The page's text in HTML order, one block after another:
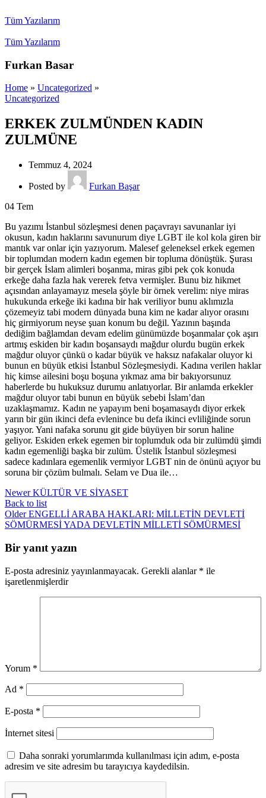
Tüm Yazılarım
Tüm Yazılarım
Furkan Basar
Home » Uncategorized »
Uncategorized
ERKEK ZULMÜNDEN KADIN
ZULMÜNE
Temmuz 4, 2024
Posted by
Furkan Başar
04 Tem
Bu yazımı İstanbul sözleşmesi denen paçavrayı savunanlar iyi
okusun, kadın haklarını savunurum diye LGBT ile kol kola giren bir
mantık var onlar için yazıyorum. Malesef geleneksel erkek egemen
bir toplumdan modern kadın egemen bir topluma dönüştük. Şurası
bir gerçek İslam alimleri boşanma, miras gibi pek çok konuda
erkeğe daha fazla hak vererek fetva vermişler. Bunu biz hikmet
açısından anlayamayız mesela şöyle bir örnek verelim: niye miras
hukukunda erkeğe iki kadına bir hak veriliyor bunu aklımızla
çözemeyiz tabi modern dünyada buna kim ne kadar alıyor orasını
hiç girmiyorum neyse şuan konum bu değil. Yazının başında
dediğim bağlamdan devam edelim günümüzde boşanmalar çok aşırı
artmış eskiden bir kadın boşansaydı mağdur olurdu bugün erkek
mağdur oluyor çünkü o kadar büyük ve haksız nafakalar oluyor ki
bunun en büyük etkisi İstanbul Sözleşmesiydi. Kadına verilen haklar
hiç kimse ailesini boşu boşuna yıkmaz ama bir bakıyorsunuz
haberlerde bu hukuksuz durumu anlatıyorlar. Bir anlamda erkekler
mağdur oluyor tabi bunun en büyük sebebi İslam’dan
uzaklaşmamız. Kadın ne yapayım beni boşamasaydı diyor erkek
yarın bir gün ikinci defa evlenince bu defa ikinci evliliğinde sorun
yaşıyor. Yani nafaka sorunu git gide büyüyen bir sorun haline
geliyor. Eskiden erkek egemen bir toplumduk oda bir zulümdü şimdi
kadın egemenliği başka bir zulüm. Üstelik İstanbul sözleşmesi
sadece kadınlara egemenlik vermiyor LGBT nin de önünü açıyor bu
soruna bir çözüm bulmalı. Selam ve Dua ile…
Newer KÜLTÜR VE SİYASET
Back to list
Older ENGELLİ ARABA HAKLARI: MİLLETİN DEVLETİ
SÖMÜRMESİ YADA DEVLETİN MİLLETİ SÖMÜRMESİ
Bir yanıt yazın
E-posta adresiniz yayınlanmayacak. Gerekli alanlar * ile
işaretlenmişlerdir
Yorum *
Ad *
E-posta *
İnternet sitesi
Daha sonraki yorumlarımda kullanılması için adım, e-posta
adresim ve site adresim bu tarayıcıya kaydedilsin.